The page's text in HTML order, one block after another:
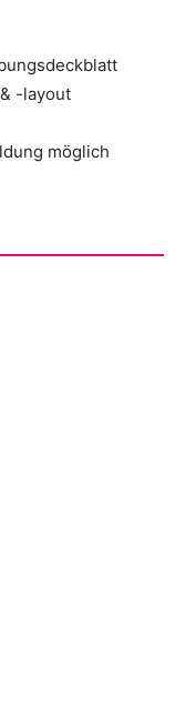
-layout
möglich